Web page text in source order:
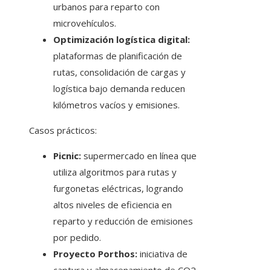
urbanos para reparto con
microvehículos.
Optimización logística digital:
plataformas de planificación de
rutas, consolidación de cargas y
logística bajo demanda reducen
kilómetros vacíos y emisiones.
Casos prácticos:
Picnic: supermercado en línea que
utiliza algoritmos para rutas y
furgonetas eléctricas, logrando
altos niveles de eficiencia en
reparto y reducción de emisiones
por pedido.
Proyecto Porthos: iniciativa de